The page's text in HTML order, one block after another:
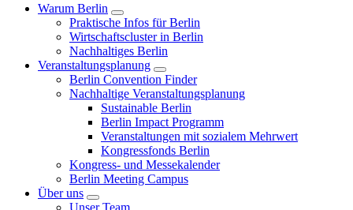
Warum Berlin
Praktische Infos für Berlin
Wirtschaftscluster in Berlin
Nachhaltiges Berlin
Veranstaltungsplanung
Berlin Convention Finder
Nachhaltige Veranstaltungsplanung
Sustainable Berlin
Berlin Impact Programm
Veranstaltungen mit sozialem Mehrwert
Kongressfonds Berlin
Kongress- und Messekalender
Berlin Meeting Campus
Über uns
Unser Team